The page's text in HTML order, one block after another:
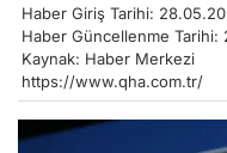
Haber Giriş Tarihi:
Haber Güncellenme Tarihi:
Kaynak: Haber Merkezi
https://www.qha.com.tr/